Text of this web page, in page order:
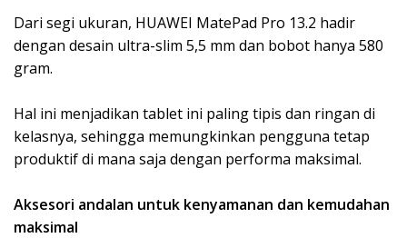
Dari segi ukuran, HUAWEI MatePad Pro 13.2 hadir
dengan desain ultra-slim 5,5 mm dan bobot hanya 580
gram.
Hal ini menjadikan tablet ini paling tipis dan ringan di
kelasnya, sehingga memungkinkan pengguna tetap
produktif di mana saja dengan performa maksimal.
Aksesori andalan untuk kenyamanan dan kemudahan
maksimal